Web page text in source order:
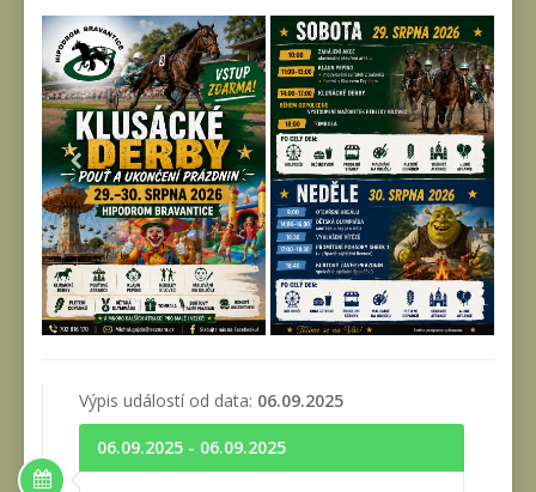
Výpis událostí od data: 06.09.2025
06.09.2025 - 06.09.2025